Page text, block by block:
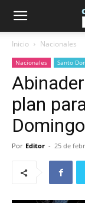
Inicio Nacionales
Nacionales Santo
plan
Domingo
Por Editor - 25 de